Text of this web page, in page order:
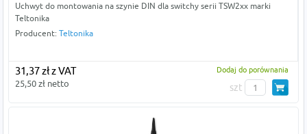
Uchwyt do montowania na szynie DIN dla switchy serii TSW2xx marki
Teltonika
Producent: Teltonika
31,37 zł z VAT
25,50 zł netto
Dodaj do porównania
szt